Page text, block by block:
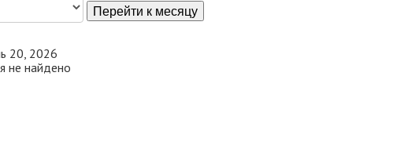
Перейти к месяцу
20, 2026
не найдено